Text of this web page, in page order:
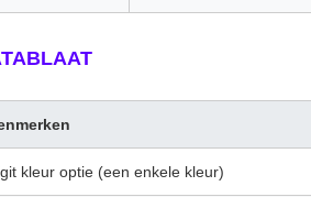
kleur optie (een enkele kleur)